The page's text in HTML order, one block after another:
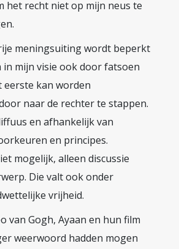
het recht niet op mijn neus te
meningsuiting wordt beperkt
in mijn visie ook door fatsoen
eerste kan worden
naar de rechter te stappen.
en afhankelijk van
en principes.
mogelijk, alleen discussie
Die valt ook onder
vrijheid.
van Gogh, Ayaan en hun film
weerwoord hadden mogen